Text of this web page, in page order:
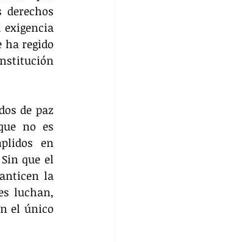
ha regido
de paz
no es
en
que el
la
luchan,
el único